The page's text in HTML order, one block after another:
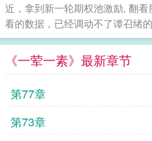
近，拿到新一轮期权池激励, 翻
看的数据，已经调动不了谭召绪
《一荤一素》最新章节
第77章
第73章